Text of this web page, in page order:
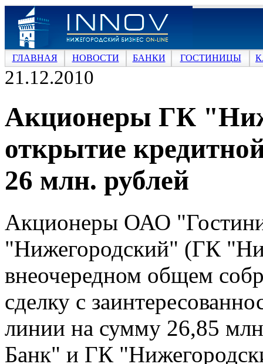
ГЛАВНАЯ НОВОСТИ БАНКИ ГОСТИНИЦЫ
21.12.2010
Акционеры ГК
открытие
26 млн. рублей
Акционеры ОАО
"Нижегородский" (ГК
внеочередном общем
сделку с
линии на сумму 26,85
Банк" и ГК